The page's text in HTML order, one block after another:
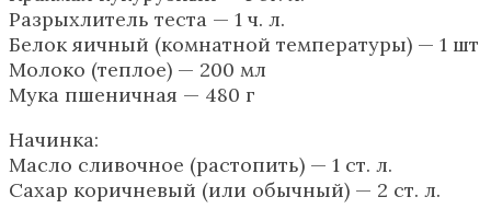
Разрыхлитель теста — 1 ч. л.
Белок яичный (комнатной температуры) — 1 шт
Молоко (теплое) — 200 мл
Мука пшеничная — 480 г
Начинка:
Масло сливочное (растопить) — 1 ст. л.
Сахар коричневый (или обычный) — 2 ст. л.